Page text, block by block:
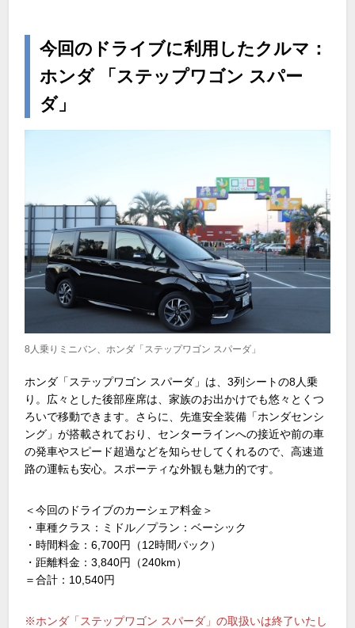
今回のドライブに利用したクルマ：
ホンダ 「ステップワゴン スパー
ダ」
8人乗りミニバン、ホンダ「ステップワゴン スパーダ」
ホンダ「ステップワゴン スパーダ」は、3列シートの8人乗
り。広々とした後部座席は、家族のお出かけでも悠々とくつ
ろいで移動できます。さらに、先進安全装備「ホンダセンシ
ング」が搭載されており、センターラインへの接近や前の車
の発車やスピード超過などを知らせしてくれるので、高速道
路の運転も安心。スポーティな外観も魅力的です。
＜今回のドライブのカーシェア料金＞
・車種クラス：ミドル／プラン：ベーシック
・時間料金：6,700円（12時間パック）
・距離料金：3,840円（240km）
＝合計：10,540円
※ホンダ「ステップワゴン スパーダ」の取扱いは終了いたし